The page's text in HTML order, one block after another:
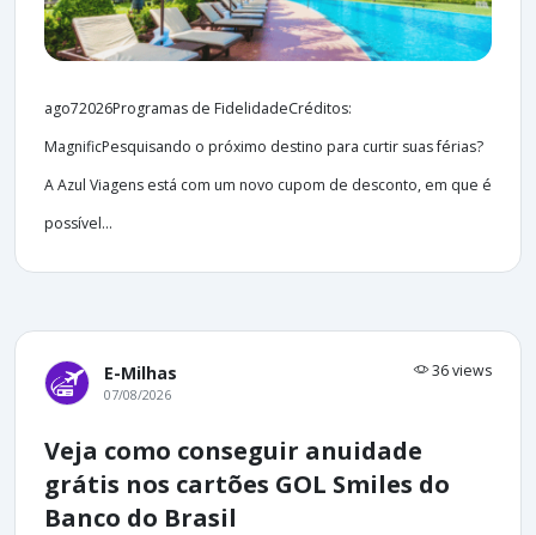
ago72026Programas de FidelidadeCréditos:
MagnificPesquisando o próximo destino para curtir suas férias?
A Azul Viagens está com um novo cupom de desconto, em que é
possível...
E-Milhas 36 views
07/08/2026
Veja como conseguir anuidade
grátis nos cartões GOL Smiles do
Banco do Brasil